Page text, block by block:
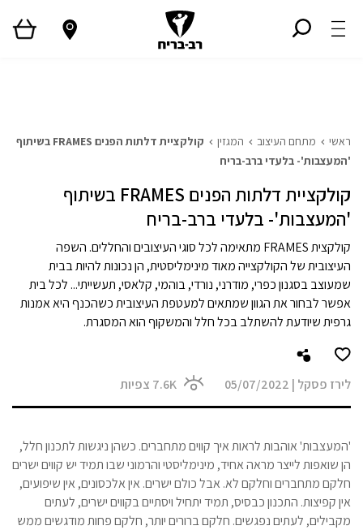
ראשי מתחם העיצוב המגזין
קולקציית דלתות הפנים FRAMES בשיתוף
'המעצבות'- בלעדי ברב-בריח
קולקציית דלתות הפנים FRAMES בשיתוף
'המעצבות'- בלעדי ברב-בריח
קולקצית FRAMES מתאימה לכל סוגי העיצובים והחללים. השפה
העיצובית של הקולקצייה מאוד מינימליסטית, הן נכונות להיות בבית
שמעוצב בסגנון כפרי, מודרני, נורדי, בוהמי, קלאסי, תעשייתי... לכל בית
אפשר לבחור את הגוון שמתאים למעטפת העיצובית כשהכנף היא אמנות
גרפית שיודעת להשתלב בכל חלל והמשקוף הוא המסגרת.
לירז פסקל |
05/07/2022
7.6K צפיות
'המעצבות' אוהבות לראות איך קווים מתחברים. כשהן ניגשות לתכנון חלל,
הן שואפות לייצר מראה אחיד, מינימליסטי והרמוני שבו תמיד יש קווים ישרים
חלקם מתחברים וחלקם לא. אבל כולם ישרים. אין אלכסונים, אין שיפועים,
אין קפיצות. התכנון כבסיס, תמיד יתחיל ויסתיים בקווים ישרים, לעתים
מקבילים, לעתים נפגשים. חלקם ברורים יותר, חלקם פחות מודגשים ממש